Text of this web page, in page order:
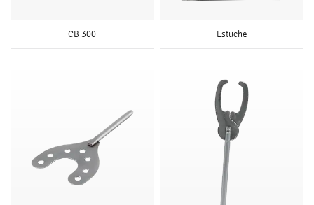
CB 300 Estuche